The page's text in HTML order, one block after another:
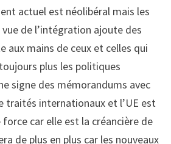
actuel est néolibéral mais les
vue de l’intégration ajoute des
aux mains de ceux et celles qui
plus les politiques
signe des mémorandums avec
traités internationaux et l’UE est
car elle est la créancière de
de plus en plus car les nouveaux